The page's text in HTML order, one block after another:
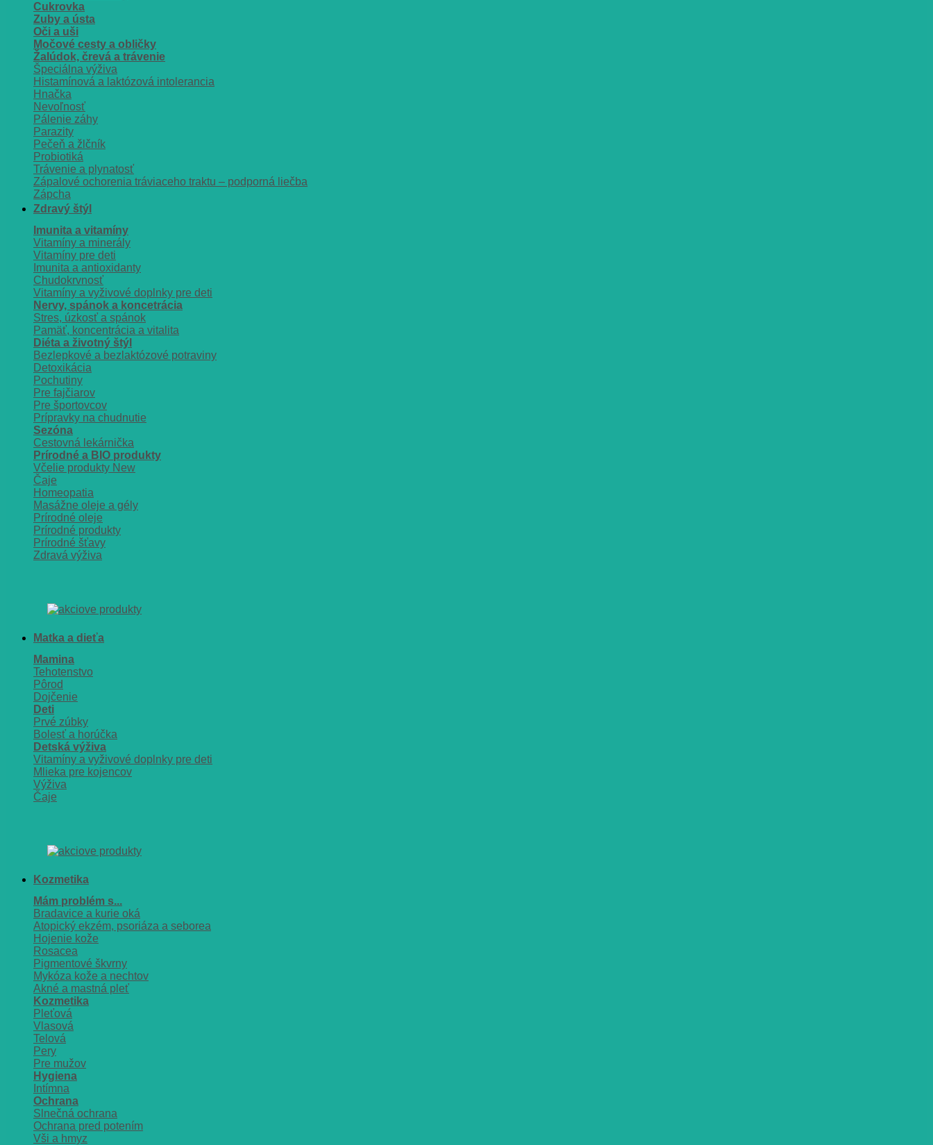
Cukrovka
Zuby a ústa
Oči a uši
Močové cesty a obličky
Žalúdok, črevá a trávenie
Špeciálna výživa
Histamínová a laktózová intolerancia
Hnačka
Nevoľnosť
Pálenie záhy
Parazity
Pečeň a žlčník
Probiotiká
Trávenie a plynatosť
Zápalové ochorenia tráviaceho traktu – podporná liečba
Zápcha
Zdravý štýl
Imunita a vitamíny
Vitamíny a minerály
Vitamíny pre deti
Imunita a antioxidanty
Chudokrvnosť
Vitamíny a vyživové doplnky pre deti
Nervy, spánok a koncetrácia
Stres, úzkosť a spánok
Pamäť, koncentrácia a vitalita
Diéta a životný štýl
Bezlepkové a bezlaktózové potraviny
Detoxikácia
Pochutiny
Pre fajčiarov
Pre športovcov
Prípravky na chudnutie
Sezóna
Cestovná lekárnička
Prírodné a BIO produkty
Včelie produkty
Čaje
Homeopatia
Masážne oleje a gély
Prírodné oleje
Prírodné produkty
Prírodné šťavy
Zdravá výživa
Matka a dieťa
Mamina
Tehotenstvo
Pôrod
Dojčenie
Deti
Prvé zúbky
Bolesť a horúčka
Detská výživa
Vitamíny a vyživové doplnky pre deti
Mlieka pre kojencov
Výživa
Čaje
Kozmetika
Mám problém s...
Bradavice a kurie oká
Atopický ekzém, psoriáza a seborea
Hojenie kože
Rosacea
Pigmentové škvrny
Mykóza kože a nechtov
Akné a mastná pleť
Kozmetika
Pleťová
Vlasová
Telová
Pery
Pre mužov
Hygiena
Intímna
Ochrana
Slnečná ochrana
Ochrana pred potením
Vši a hmyz